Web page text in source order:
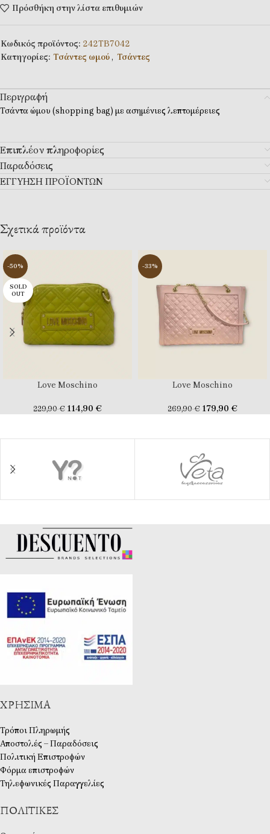
Πρόσθήκη στην λίστα επιθυμιών
Κωδικός προϊόντος: 242ΤΒ7042
Κατηγορίες: Tσάντες ωμού, Τσάντες
Περιγραφή
Τσάντα ώμου (shopping bag) με ασημένιες λεπτομέρειες
Επιπλέον πληροφορίες
Παραδόσεις
ΕΓΓΥΗΣΗ ΠΡΟΪΟΝΤΩΝ
Σχετικά προϊόντα
-50%
SOLD
OUT
Love Moschino
229,90€ 114,90 €
-33%
Love Moschino
269,90€ 179,90 €
ΧΡΉΣΙΜΑ
Τρόποι Πληρωμής
Αποστολές – Παραδόσεις
Πολιτική Επιστροφών
Φόρμα επιστροφών
Τηλεφωνικές Παραγγελίες
ΠΟΛΙΤΙΚΈΣ